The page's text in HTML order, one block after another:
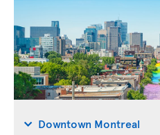
Downtown Montreal